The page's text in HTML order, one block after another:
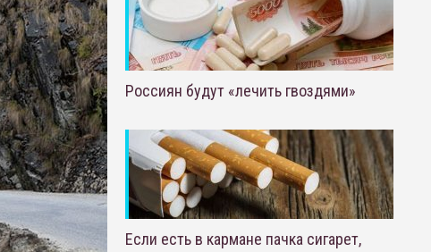
Россиян будут «лечить гвоздями»
Если есть в кармане пачка сигарет,